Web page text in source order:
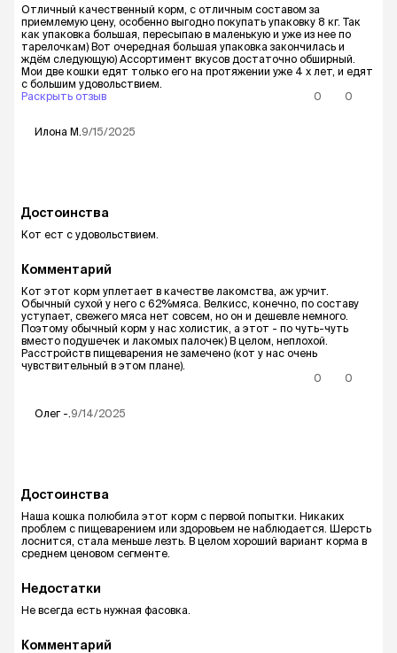
Отличный качественный корм, с отличным составом за
приемлемую цену, особенно выгодно покупать упаковку 8 кг. Так
как упаковка большая, пересыпаю в маленькую и уже из нее по
тарелочкам) Вот очередная большая упаковка закончилась и
ждём следующую) Ассортимент вкусов достаточно обширный.
Мои две кошки едят только его на протяжении уже 4 х лет, и едят
с большим удовольствием.
Раскрыть отзыв
0 0
Илона М. 9/15/2025
Достоинства
Кот ест с удовольствием.
Комментарий
Кот этот корм уплетает в качестве лакомства, аж урчит.
Обычный сухой у него с 62%мяса. Велкисс, конечно, по составу
уступает, свежего мяса нет совсем, но он и дешевле немного.
Поэтому обычный корм у нас холистик, а этот - по чуть-чуть
вместо подушечек и лакомых палочек) В целом, неплохой.
Расстройств пищеварения не замечено (кот у нас очень
чувствительный в этом плане).
0
0
Олег -. 9/14/2025
Достоинства
Наша кошка полюбила этот корм с первой попытки. Никаких
проблем с пищеварением или здоровьем не наблюдается. Шерсть
лоснится, стала меньше лезть. В целом хороший вариант корма в
среднем ценовом сегменте.
Недостатки
Не всегда есть нужная фасовка.
Комментарий